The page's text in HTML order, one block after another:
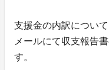
支援金の内訳につい
メールにて収支報告
す。